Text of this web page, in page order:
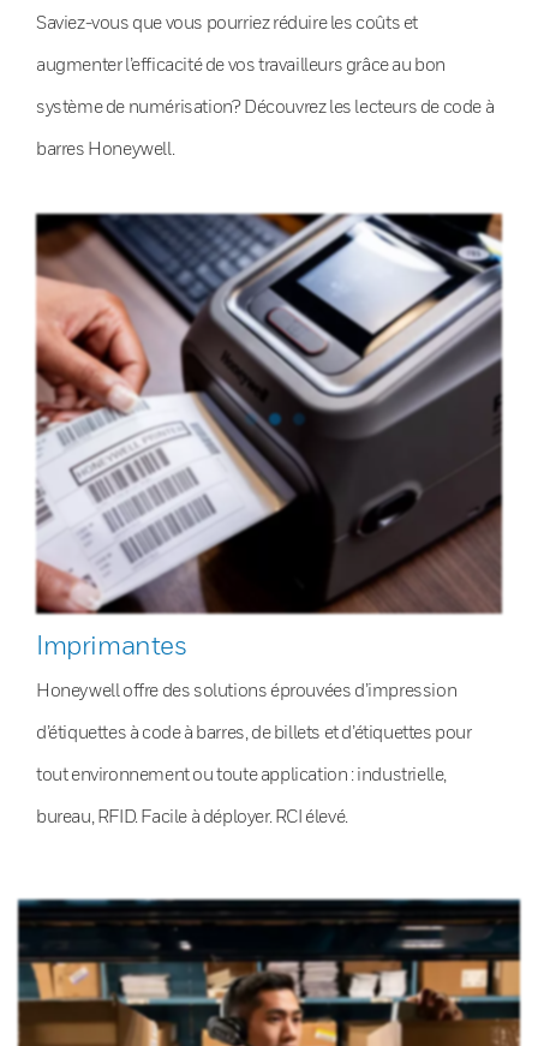
Saviez-vous que vous pourriez réduire les coûts et
augmenter l’efficacité de vos travailleurs grâce au bon
système de numérisation? Découvrez les lecteurs de code à
barres Honeywell.
Imprimantes
Honeywell offre des solutions éprouvées d’impression
d’étiquettes à code à barres, de billets et d’étiquettes pour
tout environnement ou toute application : industrielle,
bureau, RFID. Facile à déployer. RCI élevé.